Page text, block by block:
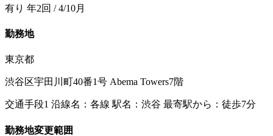
有り 年2回 / 4/10月
勤務地
東京都
渋谷区宇田川町40番1号 Abema Towers7階
交通手段1 沿線名：各線 駅名：渋谷 最寄駅から：徒歩7分
勤務地変更範囲